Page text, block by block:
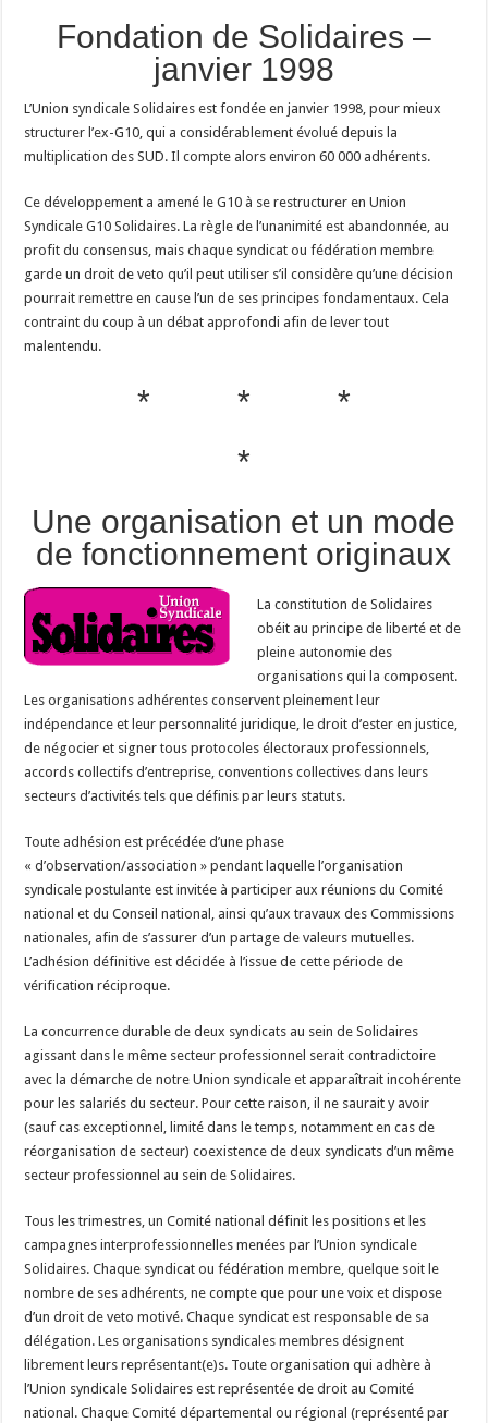
Fondation de Solidaires –
janvier 1998
L’Union syndicale Solidaires est fondée en janvier 1998, pour mieux
structurer l’ex-G10, qui a considérablement évolué depuis la
multiplication des SUD. Il compte alors environ 60 000 adhérents.
Ce développement a amené le G10 à se restructurer en Union
Syndicale G10 Solidaires. La règle de l’unanimité est abandonnée, au
profit du consensus, mais chaque syndicat ou fédération membre
garde un droit de veto qu’il peut utiliser s’il considère qu’une décision
pourrait remettre en cause l’un de ses principes fondamentaux. Cela
contraint du coup à un débat approfondi afin de lever tout
malentendu.
* * *
*
Une organisation et un mode
de fonctionnement originaux
La constitution de Solidaires
obéit au principe de liberté et de
pleine autonomie des
organisations qui la composent.
Les organisations adhérentes conservent pleinement leur
indépendance et leur personnalité juridique, le droit d’ester en justice,
de négocier et signer tous protocoles électoraux professionnels,
accords collectifs d’entreprise, conventions collectives dans leurs
secteurs d’activités tels que définis par leurs statuts.
Toute adhésion est précédée d’une phase
« d’observation/association » pendant laquelle l’organisation
syndicale postulante est invitée à participer aux réunions du Comité
national et du Conseil national, ainsi qu’aux travaux des Commissions
nationales, afin de s’assurer d’un partage de valeurs mutuelles.
L’adhésion définitive est décidée à l’issue de cette période de
vérification réciproque.
La concurrence durable de deux syndicats au sein de Solidaires
agissant dans le même secteur professionnel serait contradictoire
avec la démarche de notre Union syndicale et apparaîtrait incohérente
pour les salariés du secteur. Pour cette raison, il ne saurait y avoir
(sauf cas exceptionnel, limité dans le temps, notamment en cas de
réorganisation de secteur) coexistence de deux syndicats d’un même
secteur professionnel au sein de Solidaires.
Tous les trimestres, un Comité national définit les positions et les
campagnes interprofessionnelles menées par l’Union syndicale
Solidaires. Chaque syndicat ou fédération membre, quelque soit le
nombre de ses adhérents, ne compte que pour une voix et dispose
d’un droit de veto motivé. Chaque syndicat est responsable de sa
délégation. Les organisations syndicales membres désignent
librement leurs représentant(e)s. Toute organisation qui adhère à
l’Union syndicale Solidaires est représentée de droit au Comité
national. Chaque Comité départemental ou régional (représenté par